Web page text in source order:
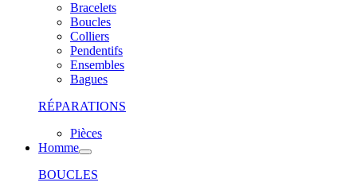
Bracelets
Boucles
Colliers
Pendentifs
Ensembles
Bagues
RÉPARATIONS
Pièces
Homme
BOUCLES